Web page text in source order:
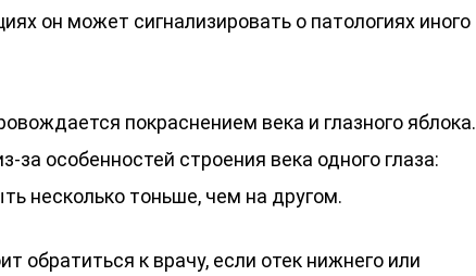
он может сигнализировать о патологиях иного
покраснением века и глазного яблока.
за особенностей строения века одного глаза:
несколько тоньше, чем на другом.
обратиться к врачу, если отек нижнего или